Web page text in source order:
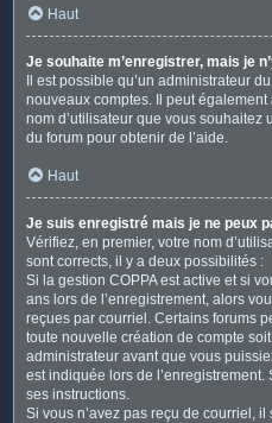
Haut
Je souhaite m’enregistrer, mais je
Il est possible qu’un administrateur
nouveaux comptes. Il peut
nom d’utilisateur que vous souhaitez
du forum pour obtenir de l’aide.
Haut
Je suis enregistré mais je ne peux
Vérifiez, en premier, votre nom
sont corrects, il y a deux possibilités :
Si la gestion COPPA est active et si
ans lors de l’enregistrement, alors
reçues par courriel. Certains forums
toute nouvelle création de compte
administrateur avant que vous
est indiquée lors de
ses instructions.
Si vous n’avez pas reçu de courriel,